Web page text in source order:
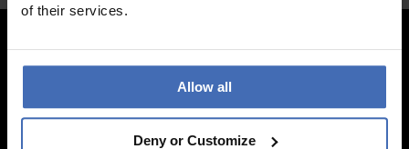
of their services.
Allow all
Deny or Customize
Contatto
LUXOIA Webshop AG
Modulo di contatto